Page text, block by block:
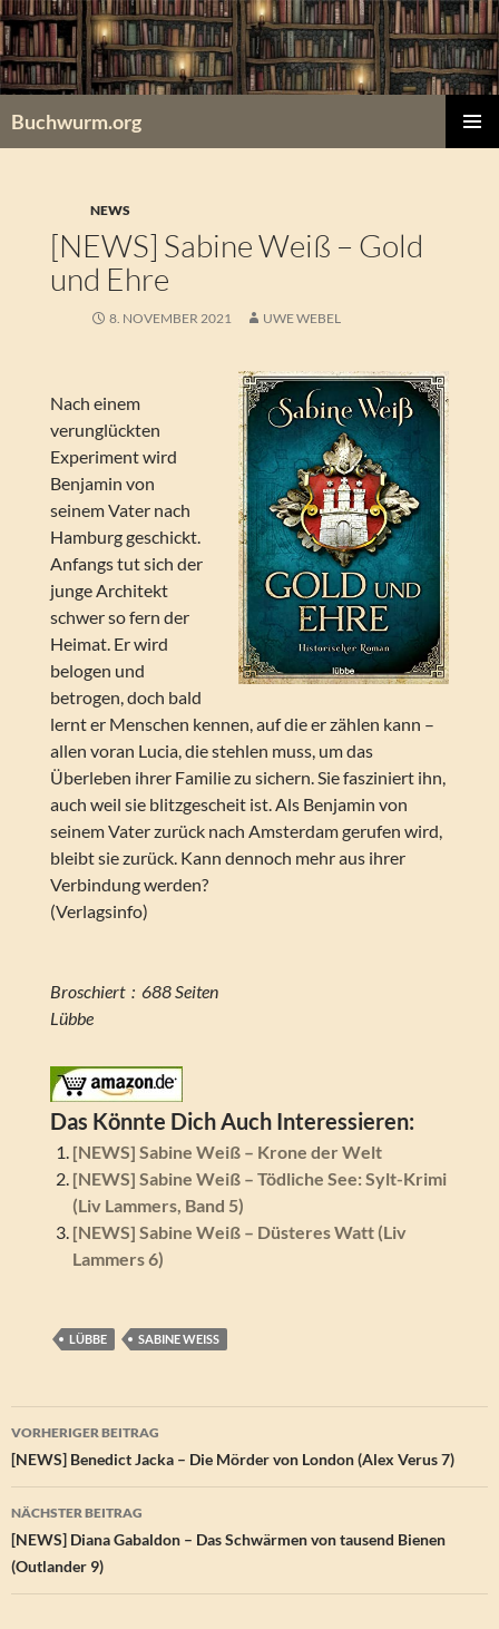
Zum
Inhalt
springen
Buchwurm.org
NEWS
[NEWS] Sabine Weiß – Gold
und Ehre
8. NOVEMBER 2021 UWE WEBEL
Nach einem
verunglückten
Experiment wird
Benjamin von
seinem Vater nach
Hamburg geschickt.
Anfangs tut sich der
junge Architekt
schwer so fern der
Heimat. Er wird
belogen und
betrogen, doch bald
lernt er Menschen kennen, auf die er zählen kann –
allen voran Lucia, die stehlen muss, um das
Überleben ihrer Familie zu sichern. Sie fasziniert ihn,
auch weil sie blitzgescheit ist. Als Benjamin von
seinem Vater zurück nach Amsterdam gerufen wird,
bleibt sie zurück. Kann dennoch mehr aus ihrer
Verbindung werden?
(Verlagsinfo)
Broschiert ‏ : ‎ 688 Seiten
Lübbe
Das Könnte Dich Auch Interessieren:
[NEWS] Sabine Weiß – Krone der Welt
[NEWS] Sabine Weiß – Tödliche See: Sylt-Krimi
(Liv Lammers, Band 5)
[NEWS] Sabine Weiß – Düsteres Watt (Liv
Lammers 6)
LÜBBE SABINE WEISS
Beitragsnavigation
VORHERIGER BEITRAG
[NEWS] Benedict Jacka – Die Mörder von London (Alex Verus 7)
NÄCHSTER BEITRAG
[NEWS] Diana Gabaldon – Das Schwärmen von tausend Bienen
(Outlander 9)